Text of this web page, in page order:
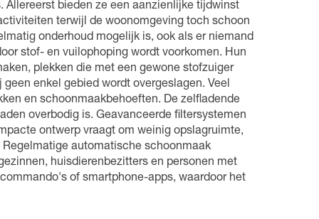
Allereerst bieden ze een aanzienlijke tijdwinst
terwijl de woonomgeving toch schoon
onderhoud mogelijk is, ook als er niemand
stof- en vuilophoping wordt voorkomen. Hun
plekken die met een gewone stofzuiger
enkel gebied wordt overgeslagen. Veel
en schoonmaakbehoeften. De zelfladende
overbodig is. Geavanceerde filtersystemen
ontwerp vraagt om weinig opslagruimte,
automatische schoonmaak
huisdierenbezitters en personen met
of smartphone-apps, waardoor het